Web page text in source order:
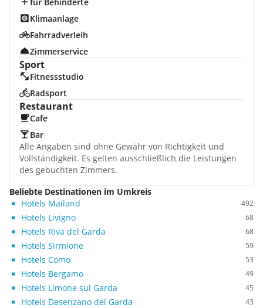
Klimaanlage
Fahrradverleih
Zimmerservice
Sport
Fitnessstudio
Radsport
Restaurant
Cafe
Bar
Alle Angaben sind ohne Gewähr von Richtigkeit und
Vollständigkeit. Es gelten ausschließlich die Leistungen
des gebuchten Zimmers.
Beliebte Destinationen im Umkreis
Hotels Mailand
492
Hotels Livigno 68
Hotels Riva del Garda 68
Hotels Sirmione 59
Hotels Como 53
Hotels Bergamo 49
Hotels Limone sul Garda 45
Hotels Desenzano del Garda 43